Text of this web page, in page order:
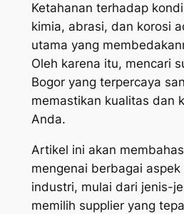
Ketahanan terhadap
kimia, abrasi, dan korosi
utama yang
Oleh karena itu, mencari
Bogor yang terpercaya
memastikan kualitas dan
Anda.
Artikel ini akan
mengenai berbagai
industri, mulai dari jenis-
memilih supplier yang